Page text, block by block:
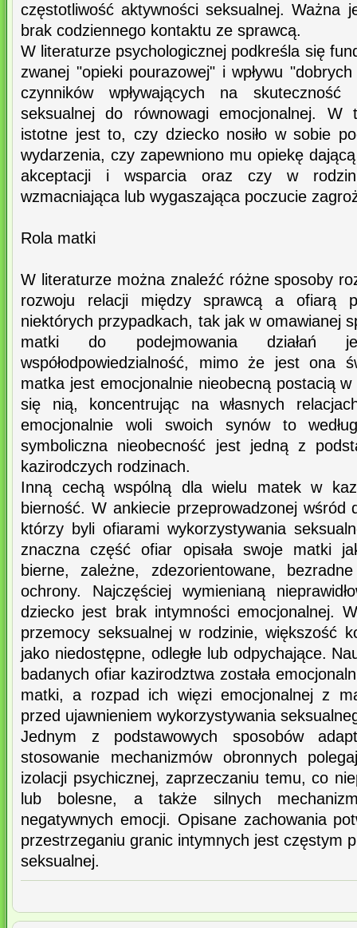
częstotliwość aktywności seksualnej. Ważna
brak codziennego kontaktu ze sprawcą.
W literaturze psychologicznej podkreśla się
zwanej "opieki pourazowej" i wpływu
czynników wpływających na
seksualnej do równowagi emocjonalnej. W
istotne jest to, czy dziecko nosiło w sobie
wydarzenia, czy zapewniono mu opiekę
akceptacji i wsparcia oraz czy w
wzmacniająca lub wygaszająca poczucie
Rola matki
W literaturze można znaleźć różne sposoby
rozwoju relacji między sprawcą a ofiarą
niektórych przypadkach, tak jak w omawianej
matki do podejmowania działań
współodpowiedzialność, mimo że jest ona
matka jest emocjonalnie nieobecną postacią
się nią, koncentrując na własnych
emocjonalnie woli swoich synów to
symboliczna nieobecność jest jedną z
kazirodczych rodzinach.
Inną cechą wspólną dla wielu matek w
bierność. W ankiecie przeprowadzonej wśród
którzy byli ofiarami wykorzystywania
znaczna część ofiar opisała swoje matki
bierne, zależne, zdezorientowane,
ochrony. Najczęściej wymienianą
dziecko jest brak intymności emocjonalnej.
przemocy seksualnej w rodzinie, większość
jako niedostępne, odległe lub odpychające.
badanych ofiar kazirodztwa została
matki, a rozpad ich więzi emocjonalnej z
przed ujawnieniem wykorzystywania
Jednym z podstawowych sposobów
stosowanie mechanizmów obronnych
izolacji psychicznej, zaprzeczaniu temu, co
lub bolesne, a także silnych
negatywnych emocji. Opisane zachowania
przestrzeganiu granic intymnych jest częstym
seksualnej.